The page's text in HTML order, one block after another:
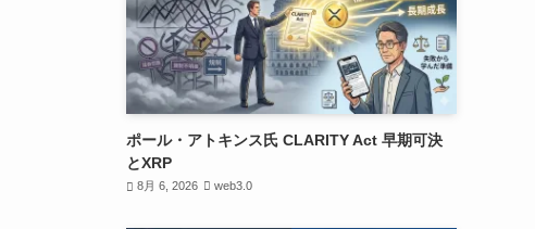
ポール・アトキンス氏 CLARITY Act 早期可決
とXRP
8月 6, 2026 web3.0